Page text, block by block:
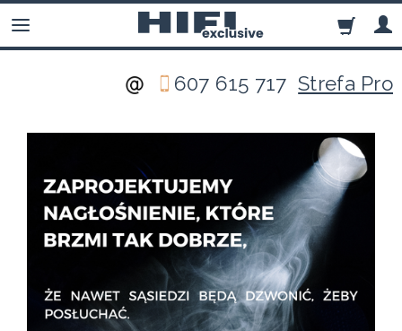
607 615 717Strefa Pro